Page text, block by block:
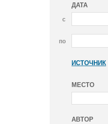
ДАТА
с
по
ИСТОЧНИК
МЕСТО
АВТОР